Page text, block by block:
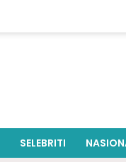
SELEBRITI